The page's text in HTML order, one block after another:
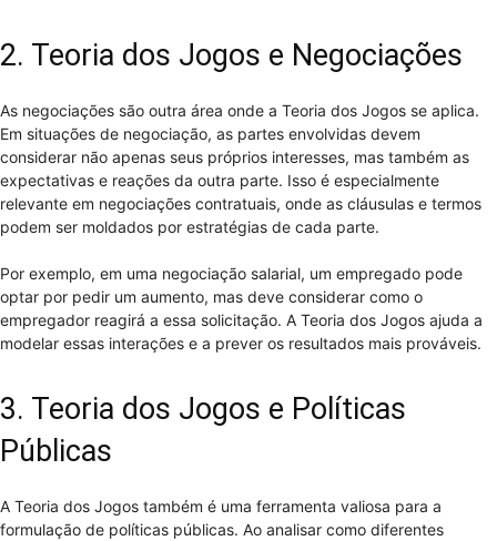
2. Teoria dos Jogos e Negociações
As negociações são outra área onde a Teoria dos Jogos se aplica.
Em situações de negociação, as partes envolvidas devem
considerar não apenas seus próprios interesses, mas também as
expectativas e reações da outra parte. Isso é especialmente
relevante em negociações contratuais, onde as cláusulas e termos
podem ser moldados por estratégias de cada parte.
Por exemplo, em uma negociação salarial, um empregado pode
optar por pedir um aumento, mas deve considerar como o
empregador reagirá a essa solicitação. A Teoria dos Jogos ajuda a
modelar essas interações e a prever os resultados mais prováveis.
3. Teoria dos Jogos e Políticas
Públicas
A Teoria dos Jogos também é uma ferramenta valiosa para a
formulação de políticas públicas. Ao analisar como diferentes